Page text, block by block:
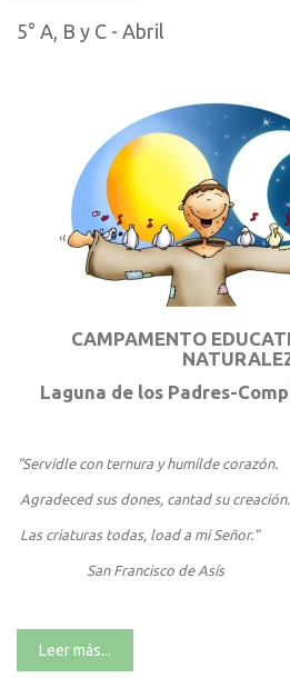
5° A, B y C - Abril
CAMPAMENTO
Laguna de los Padres-
“Servidle con ternura y humilde corazón.
Agradeced sus dones, cantad su creación.
Las criaturas todas, load a mi Señor.”
San Francisco de Asís
Leer más...